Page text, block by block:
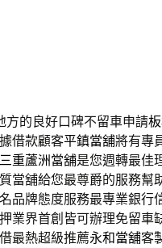
方的良好口碑不留車申請
借款顧客平鎮當舖將有專
三重蘆洲當舖是您週轉最佳
當舖給您最尊爵的服務幫
品牌態度服務最專業銀行
業界首創皆可辦理免留車
最熱超級推薦永和當舖客